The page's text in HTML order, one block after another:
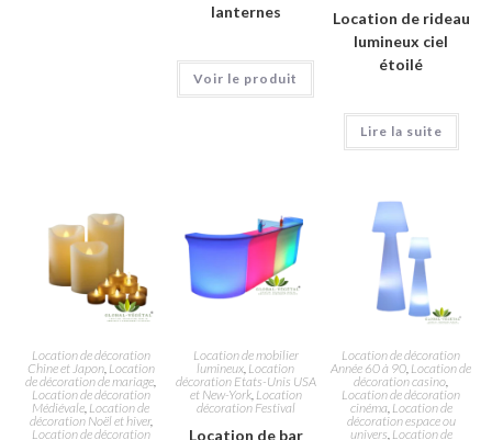
lanternes
Voir le produit
Location de rideau
lumineux ciel
étoilé
Lire la suite
Location de décoration
Chine et Japon, Location
de décoration de mariage
Location de décoration
Médiévale Location de
décoration Noël et hiver,
Location de décoration
Location de mobilier
lumineux Location
décoration Etats-Unis USA
et New-York, Location
décoration Festival
Location de bar
Location de décoration
Année 60 à 90 Location de
décoration casino
Location de décoration
cinéma Location de
décoration espace ou
univers Location de